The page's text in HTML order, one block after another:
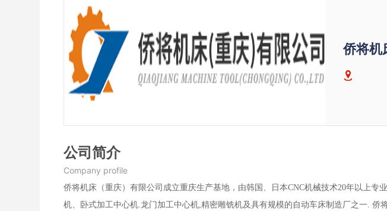
侨将机
公司简介
Company profile
侨将机床（重庆）有限公司成立重庆生产基地，由韩国、日本CNC机械技术20年以上
机、卧式加工中心机.龙门加工中心机,精密雕铣机及具有规模的自动车床制造厂之一.